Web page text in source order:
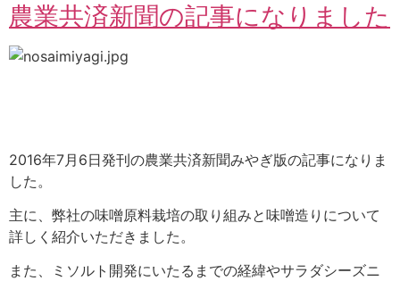
農業共済新聞の記事になりました
2016年7月6日発刊の農業共済新聞みやぎ版の記事になりま
した。
主に、弊社の味噌原料栽培の取り組みと味噌造りについて
詳しく紹介いただきました。
また、ミソルト開発にいたるまでの経緯やサラダシーズニ